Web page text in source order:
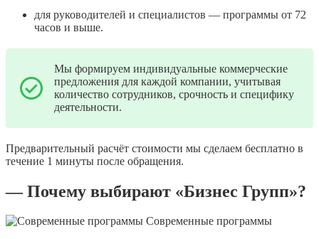
для руководителей и специалистов — программы от 72
часов и выше.
Мы формируем индивидуальные коммерческие
предложения для каждой компании, учитывая
количество сотрудников, срочность и специфику
деятельности.
Предварительный расчёт стоимости мы сделаем бесплатно в
течение 1 минуты после обращения.
— Почему выбирают «Бизнес Групп»?
Современные программы